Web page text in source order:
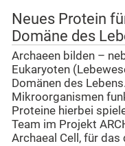
Neues Protein
Domäne des
Archaeen bilden –
Eukaryoten
Domänen des
Mikroorganismen
Proteine hierbei
Team im Projekt
Archaeal Cell, für